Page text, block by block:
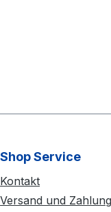
Shop Service
Kontakt
Versand und